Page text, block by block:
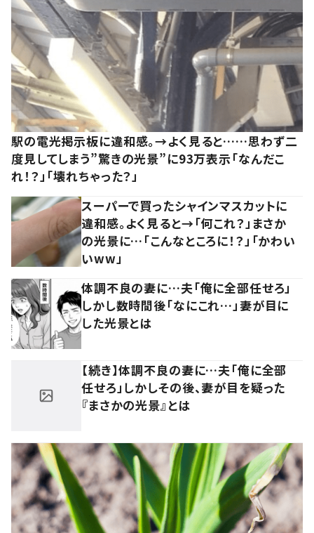
駅の電光掲示板に違和感。→よく見ると……思わず二
度見してしまう”驚きの光景”に93万表示「なんだこ
れ！？」「壊れちゃった？」
スーパーで買ったシャインマスカットに
違和感。よく見ると→「何これ？」まさか
の光景に…「こんなところに！？」「かわい
いww」
体調不良の妻に…夫「俺に全部任せろ」
しかし数時間後「なにこれ…」妻が目に
した光景とは
【続き】体調不良の妻に…夫「俺に全部
任せろ」しかしその後、妻が目を疑った
『まさかの光景』とは